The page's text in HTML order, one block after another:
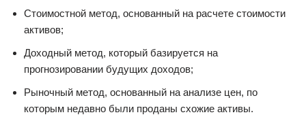
Стоимостной метод, основанный на расчете стоимости
активов;
Доходный метод, который базируется на
прогнозировании будущих доходов;
Рыночный метод, основанный на анализе цен, по
которым недавно были проданы схожие активы.